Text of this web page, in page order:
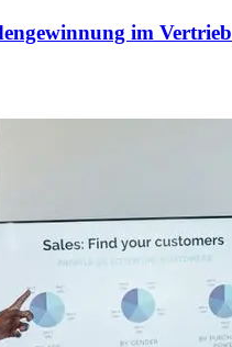
im Vertrieb